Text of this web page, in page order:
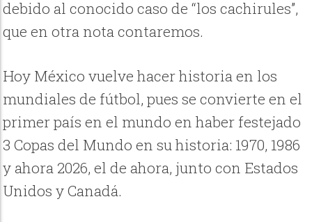
debido al conocido caso de “los cachirules”,
que en otra nota contaremos.
Hoy México vuelve hacer historia en los
mundiales de fútbol, pues se convierte en el
primer país en el mundo en haber festejado
3 Copas del Mundo en su historia: 1970, 1986
y ahora 2026, el de ahora, junto con Estados
Unidos y Canadá.